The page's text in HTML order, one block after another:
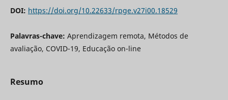
DOI: https://doi.org/10.22633/rpge.v27i00.18529
Palavras-chave: Aprendizagem remota, Métodos de
avaliação, COVID-19, Educação on-line
Resumo